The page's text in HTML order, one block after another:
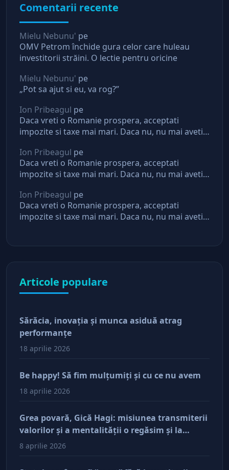
Comentarii recente
Mielu Nebunu' pe
OMV Petrom închide gura celor care huleau
investitorii străini. O lectie pentru oricine
Mielu Nebunu' pe
„Pot sa ajut si eu, va rog?”
Ion Pribeagul pe
Daca vreti o Romanie prospera, acceptati
impozite si taxe mai mari. Daca nu, nu mai aveti
Ion Pribeagul pe
Daca vreti o Romanie prospera, acceptati
impozite si taxe mai mari. Daca nu, nu mai aveti
Ion Pribeagul pe
Daca vreti o Romanie prospera, acceptati
impozite si taxe mai mari. Daca nu, nu mai aveti
Articole populare
Sărăcia, inovaţia şi munca asiduă atrag
performanţe
18 aprilie 2026
Be happy! Să fim mulţumiţi şi cu ce nu avem
18 aprilie 2026
Grea povară, Gică Hagi: misiunea transmiterii
valorilor şi a mentalităţii o regăsim şi la
antreprenorii care vor să-și lase moştenire
8 aprilie 2026